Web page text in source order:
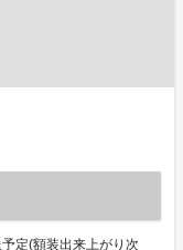
定(額装出来上がり次